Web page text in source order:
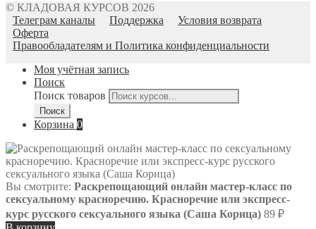
© КЛАДОВАЯ КУРСОВ 2026
Телеграм каналы
Поддержка
Условия возврата
Оферта
Правообладателям и Политика конфиденциальности
Моя учётная запись
Поиск
Поиск товаров
Поиск
Корзина 0
Вы смотрите: Раскрепощающий онлайн мастер-класс по
сексуальному красноречию. Красноречие или экспресс-
курс русского сексуального языка (Саша Корица) 89 ₽